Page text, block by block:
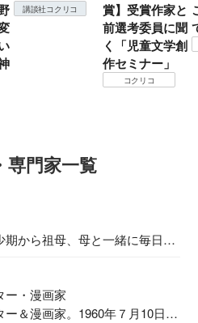
講談社コクリコ
賞】受賞作家と
前選考委員に聞
く「児童文学創
作セミナー」
コクリコ
専門家一覧
期から祖母、母と一緒に毎日の
ー・漫画家
ー＆漫画家。1960年７月10日生